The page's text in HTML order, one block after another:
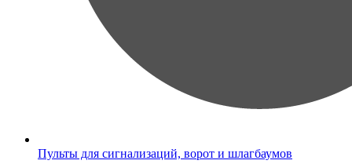
Пульты для сигнализаций, ворот и шлагбаумов